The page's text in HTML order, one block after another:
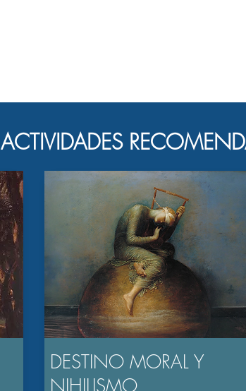
ACTIVIDADES
DESTINO MORAL Y
NIHILISMO